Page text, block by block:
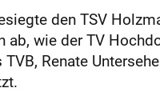
den TSV
ab, wie der TV
Renate